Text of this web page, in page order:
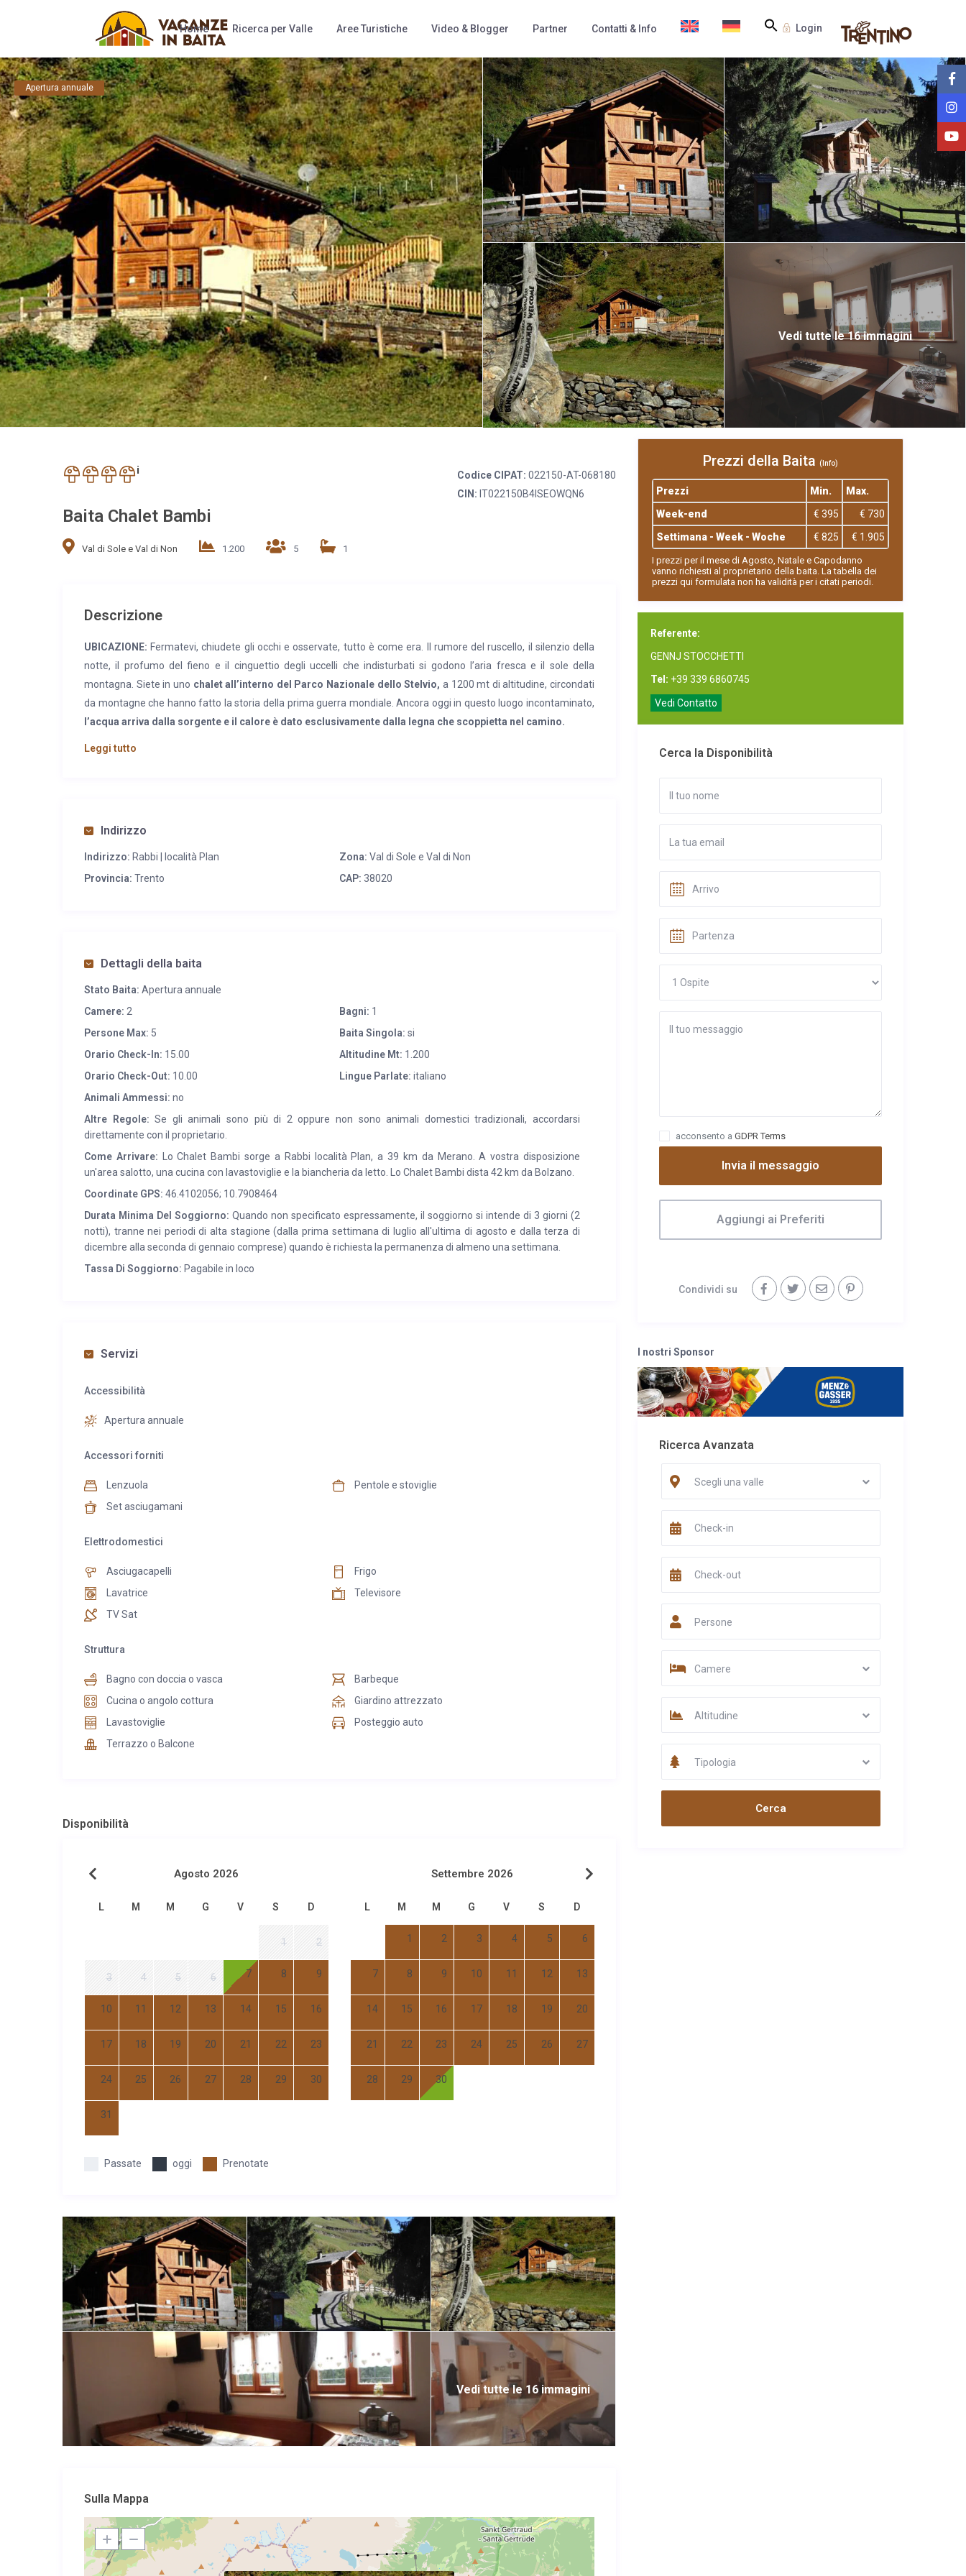
Login
Home Ricerca per Valle Aree Turistiche Video & Blogger Partner Contatti & Info
Apertura annuale
Vedi tutte le 16 immagini
i Codice CIPAT: 022150-AT-068180
CIN: IT022150B4ISEOWQN6
Baita Chalet Bambi
Val di Sole e Val di Non 1.200 5 1
Descrizione
UBICAZIONE: Fermatevi, chiudete gli occhi e osservate, tutto è come era. Il rumore del ruscello, il silenzio della
notte, il profumo del fieno e il cinguettio degli uccelli che indisturbati si godono l’aria fresca e il sole della
montagna. Siete in uno chalet all’interno del Parco Nazionale dello Stelvio, a 1200 mt di altitudine, circondati
da montagne che hanno fatto la storia della prima guerra mondiale. Ancora oggi in questo luogo incontaminato,
l’acqua arriva dalla sorgente e il calore è dato esclusivamente dalla legna che scoppietta nel camino.
CARATTERISTICHE:
fermarvi, per riposare, per staccare e immergetevi nella magia di questo luogo incontaminato.
SERVIZI: Cucina attrezzata e completa di tutti gli accessori; non fumatori; deposito sci. Gli animali sono accettati
solo su richiesta esplicita e pagando un supplemento. E’ per una serata speciale? Siamo convenzionati con il
coadiuvato dalla moglie Priska. Lui chef, padrone indiscusso della cucina, prepara le deliziose pietanze che la
moglie Priska propone agli ospiti in sala, accompagnandole sempre con il sorriso.
Leggi tutto
Indirizzo
Indirizzo: Rabbi | località Plan Zona: Val di Sole e Val di Non
Provincia: Trento CAP: 38020
Dettagli della baita
Stato Baita: Apertura annuale
Camere: 2 Bagni: 1
Persone Max: 5 Baita Singola: si
Orario Check-In: 15.00 Altitudine Mt: 1.200
Orario Check-Out: 10.00 Lingue Parlate: italiano
Animali Ammessi: no
Altre Regole: Se gli animali sono più di 2 oppure non sono animali domestici tradizionali, accordarsi
direttamente con il proprietario.
Come Arrivare: Lo Chalet Bambi sorge a Rabbi località Plan, a 39 km da Merano. A vostra disposizione
un'area salotto, una cucina con lavastoviglie e la biancheria da letto. Lo Chalet Bambi dista 42 km da Bolzano.
Coordinate GPS: 46.4102056; 10.7908464
Durata Minima Del Soggiorno: Quando non specificato espressamente, il soggiorno si intende di 3 giorni (2
notti), tranne nei periodi di alta stagione (dalla prima settimana di luglio all'ultima di agosto e dalla terza di
dicembre alla seconda di gennaio comprese) quando è richiesta la permanenza di almeno una settimana.
Tassa Di Soggiorno: Pagabile in loco
Servizi
Accessibilità
Apertura annuale
Accessori forniti
Lenzuola
Pentole e stoviglie
Set asciugamani
Elettrodomestici
Asciugacapelli
Frigo
Lavatrice
Televisore
TV Sat
Struttura
Bagno con doccia o vasca
Barbeque
Cucina o angolo cottura
Giardino attrezzato
Lavastoviglie
Posteggio auto
Terrazzo o Balcone
Disponibilità
Agosto 2026
L M M G V S D
1 2
3 4 5 6 7 8 9
10 11 12 13 14 15 16
17 18 19 20 21 22 23
24 25 26 27 28 29 30
31
Settembre 2026
L M M G V S D
1 2 3 4 5 6
7 8 9 10 11 12 13
14 15 16 17 18 19 20
21 22 23 24 25 26 27
28 29 30
Passate oggi Prenotate
Vedi tutte le 16 immagini
Sulla Mappa
Prezzi della Baita (Info)
Prezzi Min.
Max.
Week-end
€ 395
€ 730
Settimana - Week - Woche
€ 825 € 1.905
I prezzi per il mese di Agosto, Natale e Capodanno
vanno richiesti al proprietario della baita. La tabella dei
prezzi qui formulata non ha validità per i citati periodi.
Referente:
GENNJ STOCCHETTI
Tel: +39 339 6860745
Vedi Contatto
Cerca la Disponibilità
acconsento a GDPR Terms
Invia il messaggio
Aggiungi ai Preferiti
Condividi su
I nostri Sponsor
Ricerca Avanzata
Scegli una valle
Persone
Camere
Altitudine
Tipologia